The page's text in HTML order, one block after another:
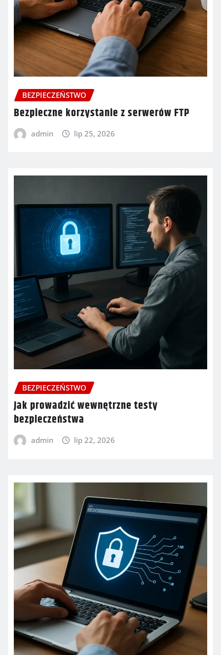
BEZPIECZEŃSTWO
Bezpieczne korzystanie z serwerów FTP
admin lip 25, 2026
BEZPIECZEŃSTWO
Jak prowadzić wewnętrzne testy
bezpieczeństwa
admin lip 22, 2026